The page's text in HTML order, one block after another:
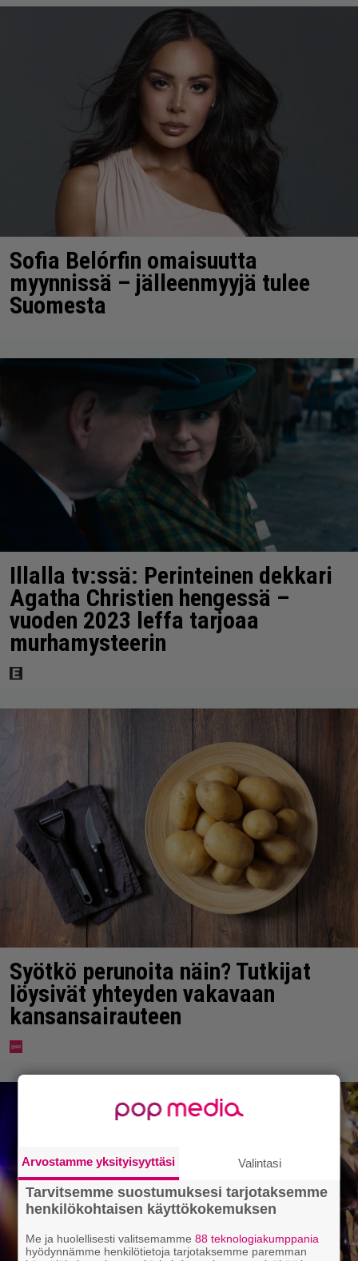
Sofia Belórfin omaisuutta
myynnissä – jälleenmyyjä tulee
Suomesta
Illalla tv:ssä: Perinteinen dekkari
Agatha Christien hengessä –
vuoden 2023 leffa tarjoaa
murhamysteerin
Syötkö perunoita näin? Tutkijat
löysivät yhteyden vakavaan
kansansairauteen
Arvostamme yksityisyyttäsi Valintasi
Tarvitsemme suostumuksesi tarjotaksemme
henkilökohtaisen käyttökokemuksen
Me ja huolellisesti valitsemamme88 teknologiakumppania
hyödynnämme henkilötietoja tarjotaksemme paremman